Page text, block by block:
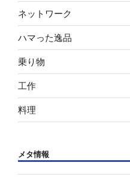
ネットワーク
ハマった逸品
乗り物
工作
料理
メタ情報